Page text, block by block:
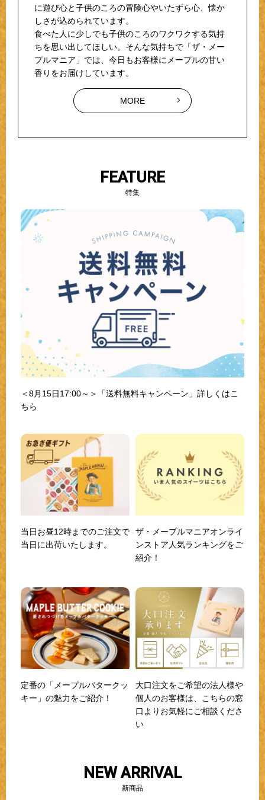
に遊び心と子供のころの冒険心やいたずら心、懐か
しさが込められています。
食べた人に少しでも子供のころのワクワクする気持
ちを思い出してほしい。そんな気持ちで「ザ・メー
プルマニア」では、今日もお客様にメープルの甘い
香りをお届けしています。
MORE
FEATURE
特集
＜8月15日17:00～＞「送料無料キャンペーン」詳しくはこ
ちら
当日お昼12時までのご注文で
当日に出荷いたします。
ザ・メープルマニアオンライ
ンストア人気ランキングをご
紹介！
定番の「メープルバタークッ
キー」の魅力をご紹介！
大口注文をご希望の法人様や
個人のお客様は、こちらの窓
口よりお気軽にご相談くださ
い
NEW ARRIVAL
新商品